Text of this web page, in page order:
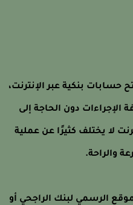
بنكية عبر الإنترنت،
دون الحاجة إلى
لا يختلف كثيرًا عن عملية
والراحة.
الرسمي لبنك الراجحي أو